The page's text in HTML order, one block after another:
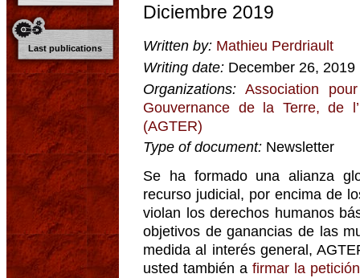
Last publications
Diciembre 2019
Written by: Mathieu Perdriault
Writing date: December 26, 2019
Organizations: Association
Gouvernance de la Terre, de
(AGTER)
Type of document: Newsletter
Se ha formado una alianza
recurso judicial, por encima de
violan los derechos humanos
objetivos de ganancias de las
medida al interés general,
usted también afirmar la petición